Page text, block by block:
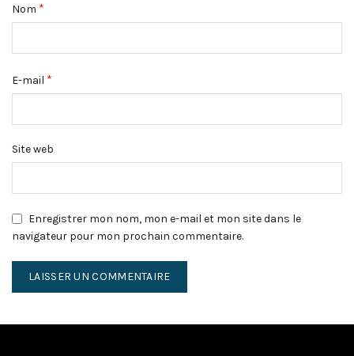
Nom *
E-mail *
Site web
Enregistrer mon nom, mon e-mail et mon site dans le
navigateur pour mon prochain commentaire.